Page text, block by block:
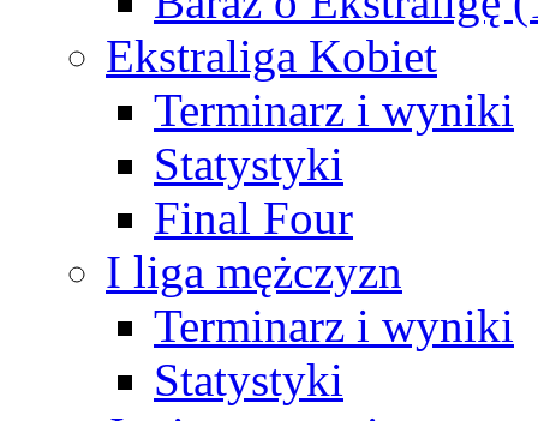
Ekstraliga Kobiet
Terminarz i wyniki
Statystyki
Final Four
I liga mężczyzn
Terminarz i wyniki
Statystyki